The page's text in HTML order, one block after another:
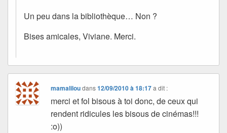
Un peu dans la bibliothèque… Non ?
Bises amicales, Viviane. Merci.
mamaliloudans12/09/2010 à 18:17 a dit :
merci et fol bisous à toi donc, de ceux qui
rendent ridicules les bisous de cinémas!!!
:o))